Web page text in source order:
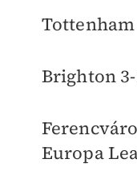
Tottenham
Brighton
Europa